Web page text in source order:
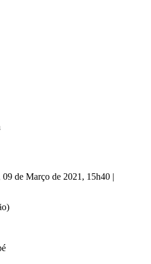
de Março de 2021, 15h40 |